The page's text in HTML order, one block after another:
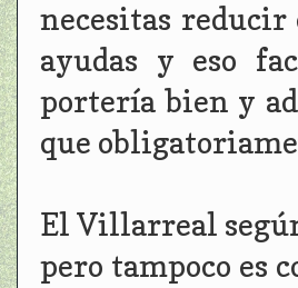
necesitas reducir
ayudas y eso
portería bien y
que
El Villarreal
pero tampoco es